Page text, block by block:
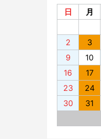
日 月
2
3
9
10
16
17
23
24
30
31